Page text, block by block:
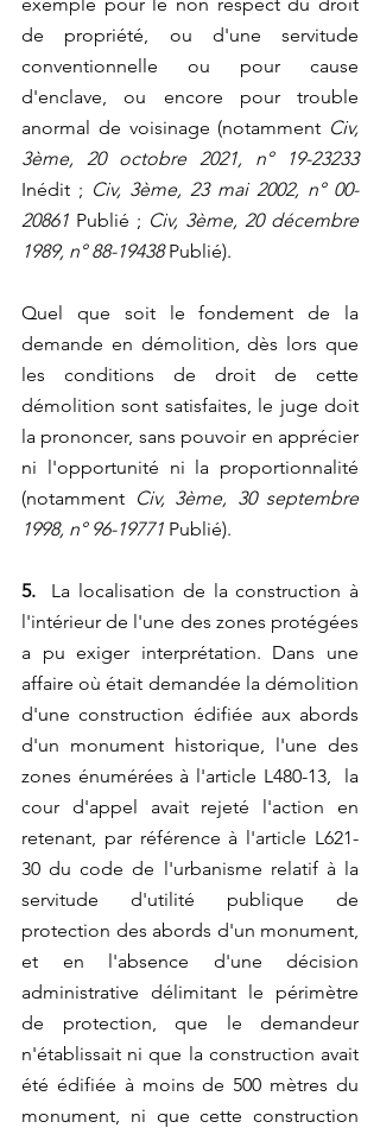
de propriété, ou d'une servitude
conventionnelle ou pour cause
d'enclave, ou encore pour trouble
anormal de voisinage (notamment Civ,
3ème, 20 octobre 2021, n° 19-23233
Inédit ; Civ, 3ème, 23 mai 2002, n° 00-
20861 Publié ; Civ, 3ème, 20 décembre
1989, n° 88-19438 Publié).
Quel que soit le fondement de la
demande en démolition, dès lors que
les conditions de droit de cette
démolition sont satisfaites, le juge doit
la prononcer, sans pouvoir en apprécier
ni l'opportunité ni la proportionnalité
(notamment Civ, 3ème, 30 septembre
1998, n° 96-19771 Publié).
5.
La localisation de la construction à
l'intérieur de l'une des zones protégées
a pu exiger interprétation. Dans une
affaire où était demandée la démolition
d'une construction édifiée aux abords
d'un monument historique, l'une des
zones énumérées à l'article L480-13,  la
cour d'appel avait rejeté l'action en
retenant, par référence à l'article L621-
30 du code de l'urbanisme relatif à la
servitude d'utilité publique de
protection des abords d'un monument,
et en l'absence d'une décision
administrative délimitant le périmètre
de protection, que le demandeur
n'établissait ni que la construction avait
été édifiée à moins de 500 mètres du
monument, ni que cette construction